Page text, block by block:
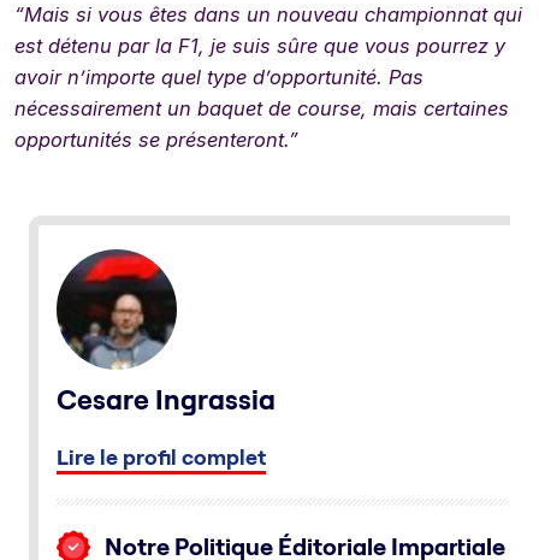
“Mais si vous êtes dans un nouveau championnat qui
est détenu par la F1, je suis sûre que vous pourrez y
avoir n’importe quel type d’opportunité. Pas
nécessairement un baquet de course, mais certaines
opportunités se présenteront.”
Cesare Ingrassia
Lire le profil complet
Notre Politique Éditoriale Impartiale